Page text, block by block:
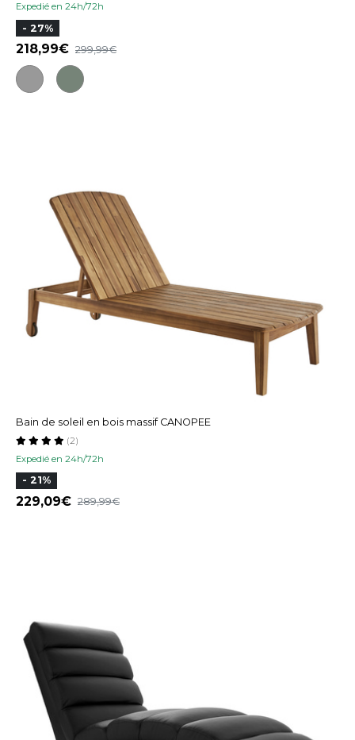
Expedié en 24h/72h
- 27%
218,99 299,99
Bain de soleil en bois massif CANOPEE
Expedié en 24h/72h
(2)
- 21%
229,09 289,99